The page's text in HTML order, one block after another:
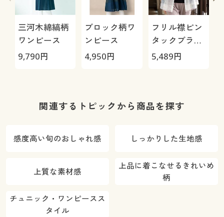
三河木綿縞柄
ワンピース
9,790円
ブロック柄ワ
ンピース
4,950円
フリル襟ピン
タックブラウ
ス
5,489円
関連するトピックから商品を探す
感度高い旬のおしゃれ感 しっかりした生地感
上質な素材感
上品に着こなせるきれいめ
柄
チュニック・ワンピースス
タイル